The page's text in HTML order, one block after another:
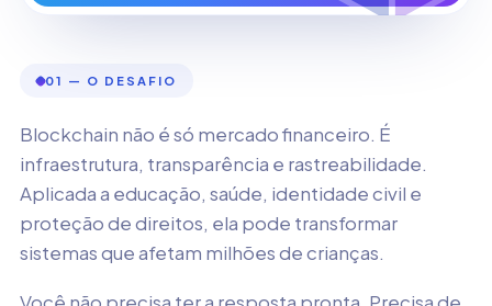
01 — O DESAFIO
Blockchain não é só mercado financeiro. É
infraestrutura, transparência e rastreabilidade.
Aplicada a educação, saúde, identidade civil e
proteção de direitos, ela pode transformar
sistemas que afetam milhões de crianças.